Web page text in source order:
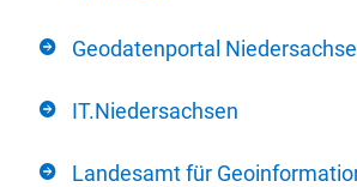
Geodatenportal
IT.Niedersachsen
Landesamt für